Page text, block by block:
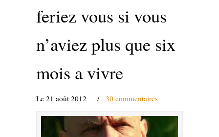
feriez vous si vous
n’aviez plus que six
mois a vivre
Le 21 août 2012 / 30 commentaires